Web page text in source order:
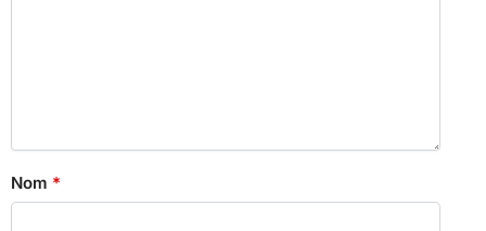
Nom *